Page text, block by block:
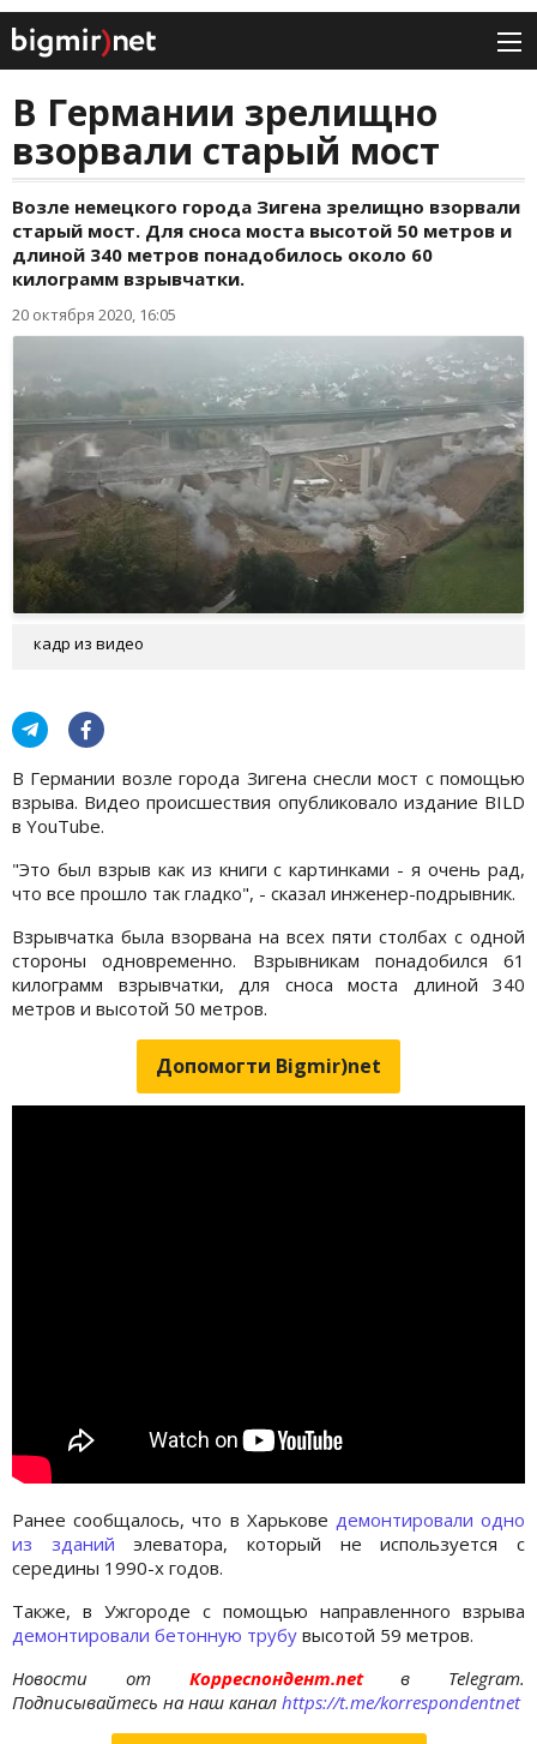
В Германии зрелищно
взорвали старый мост
Возле немецкого города Зигена зрелищно взорвали
старый мост. Для сноса моста высотой 50 метров и
длиной 340 метров понадобилось около 60
килограмм взрывчатки.
20 октября 2020, 16:05
кадр из видео
В Германии возле города Зигена снесли мост с помощью
взрыва. Видео происшествия опубликовало издание BILD
в YouTube.
"Это был взрыв как из книги с картинками - я очень рад,
что все прошло так гладко", - сказал инженер-подрывник.
Взрывчатка была взорвана на всех пяти столбах с одной
стороны одновременно. Взрывникам понадобился 61
килограмм взрывчатки, для сноса моста длиной 340
метров и высотой 50 метров.
Допомогти Bigmir)net
Ранее сообщалось, что в Харькове демонтировали одно
из зданий элеватора, который не используется с
середины 1990-х годов.
Также, в Ужгороде с помощью направленного взрыва
демонтировали бетонную трубу высотой 59 метров.
Новости отКорреспондент.netв Telegram.
Подписывайтесь на наш канал https://t.me/korrespondentnet